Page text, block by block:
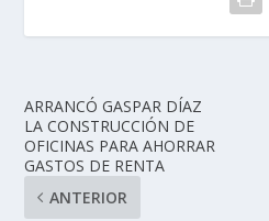
ARRANCÓ GASPAR DÍAZ
LA CONSTRUCCIÓN DE
OFICINAS PARA AHORRAR
GASTOS DE RENTA
ANTERIOR